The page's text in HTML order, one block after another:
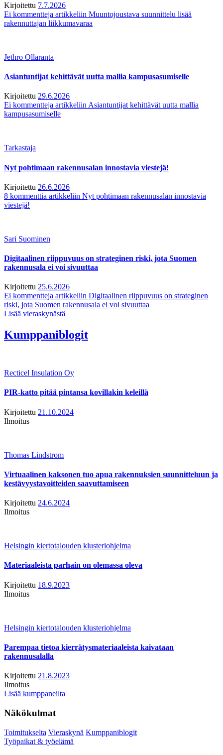
Kirjoitettu 7.7.2026
Ei kommentteja artikkeliin Muuntojoustava suunnittelu lisää
rakennuttajan liikkumavaraa
Jethro Ollaranta
Asiantuntijat kehittävät uutta mallia kampusasumiselle
Kirjoitettu 29.6.2026
Ei kommentteja artikkeliin Asiantuntijat kehittävät uutta mallia
kampusasumiselle
Tarkastaja
Nyt pohtimaan rakennusalan innostavia viestejä!
Kirjoitettu 26.6.2026
8 kommenttia artikkeliin Nyt pohtimaan rakennusalan innostavia
viestejä!
Sari Suominen
Digitaalinen riippuvuus on strateginen riski, jota Suomen
rakennusala ei voi sivuuttaa
Kirjoitettu 25.6.2026
Ei kommentteja artikkeliin Digitaalinen riippuvuus on strateginen
riski, jota Suomen rakennusala ei voi sivuuttaa
Lisää vieraskynästä
Kumppaniblogit
Recticel Insulation Oy
PIR-katto pitää pintansa kovillakin keleillä
Kirjoitettu 21.10.2024
Ilmoitus
Thomas Lindstrom
Virtuaalinen kaksonen tuo apua rakennuksien suunnitteluun ja
kestävyystavoitteiden saavuttamiseen
Kirjoitettu 24.6.2024
Ilmoitus
Helsingin kiertotalouden klusteriohjelma
Materiaaleista parhain on olemassa oleva
Kirjoitettu 18.9.2023
Ilmoitus
Helsingin kiertotalouden klusteriohjelma
Parempaa tietoa kierrätysmateriaaleista kaivataan
rakennusalalla
Kirjoitettu 21.8.2023
Ilmoitus
Lisää kumppaneilta
Näkökulmat
Toimitukselta Vieraskynä Kumppaniblogit
Työpaikat & työelämä